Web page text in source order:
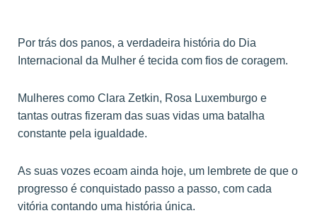
Por trás dos panos, a verdadeira história do Dia
Internacional da Mulher é tecida com fios de coragem.
Mulheres como Clara Zetkin, Rosa Luxemburgo e
tantas outras fizeram das suas vidas uma batalha
constante pela igualdade.
As suas vozes ecoam ainda hoje, um lembrete de que o
progresso é conquistado passo a passo, com cada
vitória contando uma história única.